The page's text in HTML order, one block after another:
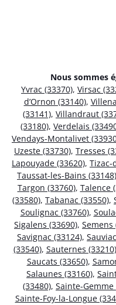
Nous sommes
Yvrac (33370), Virsac
d’Ornon (33140),
(33141), Villandraut
(33180), Verdelais
Vendays-Montalivet
Uzeste (33730), Tresses
Lapouyade (33620), Tizac-
Taussat-les-Bains (33148)
Targon (33760), Talence
(33580), Tabanac (33550),
Soulignac (33760),
Sigalens (33690), Semens
Savignac (33124),
(33540), Sauternes (33210)
Saucats (33650),
Salaunes (33160),
(33480), Sainte-Gemme
Sainte-Foy-la-Longue